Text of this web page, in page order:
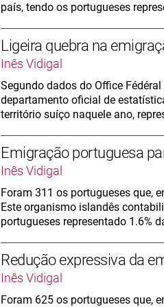
país, tendo os portugueses
Ligeira quebra na
Inês Vidigal
Segundo dados do Office
departamento oficial de
território suíço naquele ano,
Emigração portuguesa
Inês Vidigal
Foram 311 os portugueses que,
Este organismo islandês
portugueses representado 1.6%
Redução expressiva da
Inês Vidigal
Foram 625 os portugueses que,